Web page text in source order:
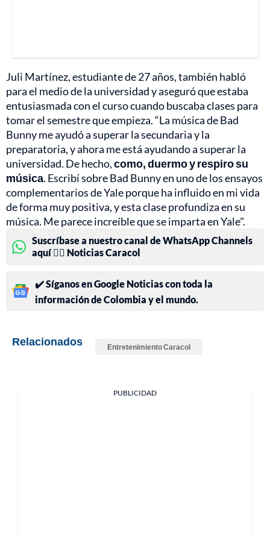
Juli Martínez, estudiante de 27 años, también habló
para el medio de la universidad y aseguró que estaba
entusiasmada con el curso cuando buscaba clases para
tomar el semestre que empieza. “La música de Bad
Bunny me ayudó a superar la secundaria y la
preparatoria, y ahora me está ayudando a superar la
universidad. De hecho,como, duermo y respiro su
música. Escribí sobre Bad Bunny en uno de los ensayos
complementarios de Yale porque ha influido en mi vida
de forma muy positiva, y esta clase profundiza en su
música. Me parece increíble que se imparta en Yale".
Suscríbase a nuestro canal de WhatsApp Channels
aquí 👉🏻 Noticias Caracol
✔️ Síganos en Google Noticias con toda la
información de Colombia y el mundo.
Relacionados Entretenimiento Caracol
PUBLICIDAD